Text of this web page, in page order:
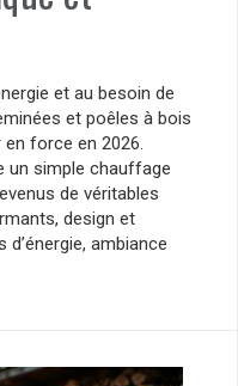
et au besoin de
et poêles à bois
force en 2026.
un simple chauffage
de véritables
design et
ambiance